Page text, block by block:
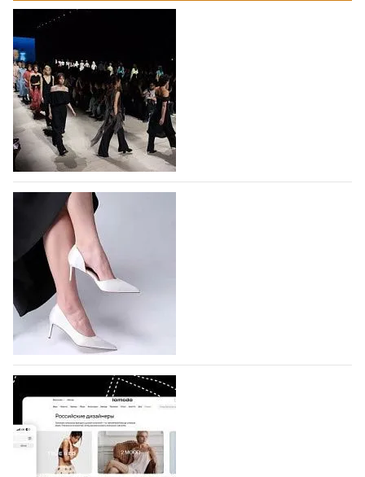
На участие в Московской неделе моды
подано 1047 заявок
На участие в седьмой Московской неделе моды,
которая пройдет в российской столице с 26 сентября
по 1 октября, уже подано 1047 заявок. Примерно
половину из них (494) прислали дизайнеры,
коллекции которых не были представлены в…
07.08.2026 592
BALLINA представит свои новинки на Euro
Shoes
Компания BALLINA Guangzhou Lihuang Footwear
Co., Ltd., основанная в 2011 году и расположенная в